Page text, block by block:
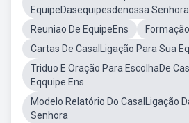
EquipeDasequipesdenossa Senhora
Reuniao De EquipeEns
Cartas De CasalLigação Para Sua
Triduo E Oração Para EscolhaDe
Eqquipe Ens
Modelo Relatório Do CasalLigação
Senhora